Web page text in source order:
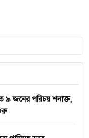
৯ জনের পরিচয় শনাক্ত,